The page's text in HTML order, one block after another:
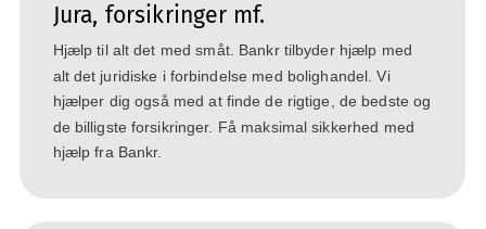
Jura, forsikringer mf.
Hjælp til alt det med småt. Bankr tilbyder hjælp med
alt det juridiske i forbindelse med bolighandel. Vi
hjælper dig også med at finde de rigtige, de bedste og
de billigste forsikringer. Få maksimal sikkerhed med
hjælp fra Bankr.